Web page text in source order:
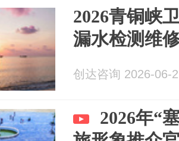
2026青铜峡
漏水检测维
创达咨询 2026-06-
2026年“